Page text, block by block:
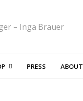
PRESS ABOUT